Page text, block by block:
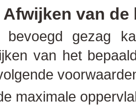
Afwijken van
bevoegd gezag
van het
maximale